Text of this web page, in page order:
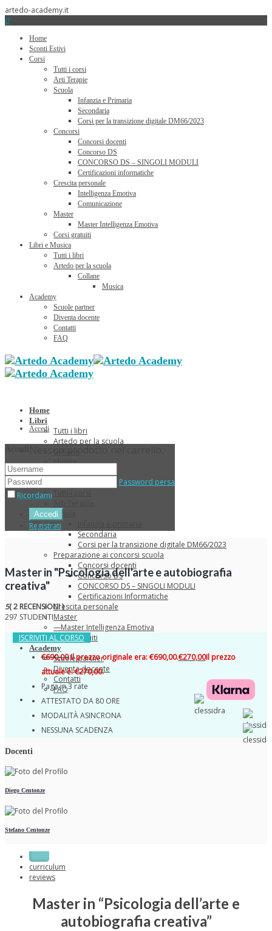
artedo-academy.it
0
Home
Sconti Estivi
Corsi
Tutti i corsi
Arti Terapie
Scuola
Infanzia e Primaria
Secondaria
Corsi per la transizione digitale DM66/2023
Concorsi
Concorsi docenti
Concorso DS
CONCORSO DS – SINGOLI MODULI
Certificazioni informatiche
Crescita personale
Intelligenza Emotiva
Comunicazione
Master
Master Intelligenza Emotiva
Corsi gratuiti
Libri e Musica
Tutti i libri
Artedo per la scuola
Collane
Musica
Academy
Scuole partner
Diventa docente
Contatti
FAQ
Home
Libri
Tutti i libri
Artedo per la scuola
Musica
Sconti Estivi
Corsi
Scuola
Secondaria
Corsi per la transizione digitale DM66/2023
Preparazione ai concorsi scuola
Concorsi docenti
Concorso DS
CONCORSO DS – SINGOLI MODULI
Certificazioni Informatiche
Crescita personale
Master
—Master Intelligenza Emotiva
Corsi gratuiti
Academy
Scuole partner
Diventa docente
Contatti
FAQ
Accedi
Password persa
Ricordami
Registrati
Master in "Psicologia dell'arte e autobiografia
creativa"
5( 2 RECENSIONI )
297 STUDENTI
ISCRIVITI AL CORSO
€690,00 Il prezzo originale era: €690,00.€270,00Il prezzo
attuale è: €270,00.
Paga in 3 rate
ATTESTATO DA 80 ORE
MODALITÀ ASINCRONA
NESSUNA SCADENZA
Docenti
Diego Centonze
Stefano Centonze
home
curriculum
reviews
Master in “Psicologia dell’arte e
autobiografia creativa”